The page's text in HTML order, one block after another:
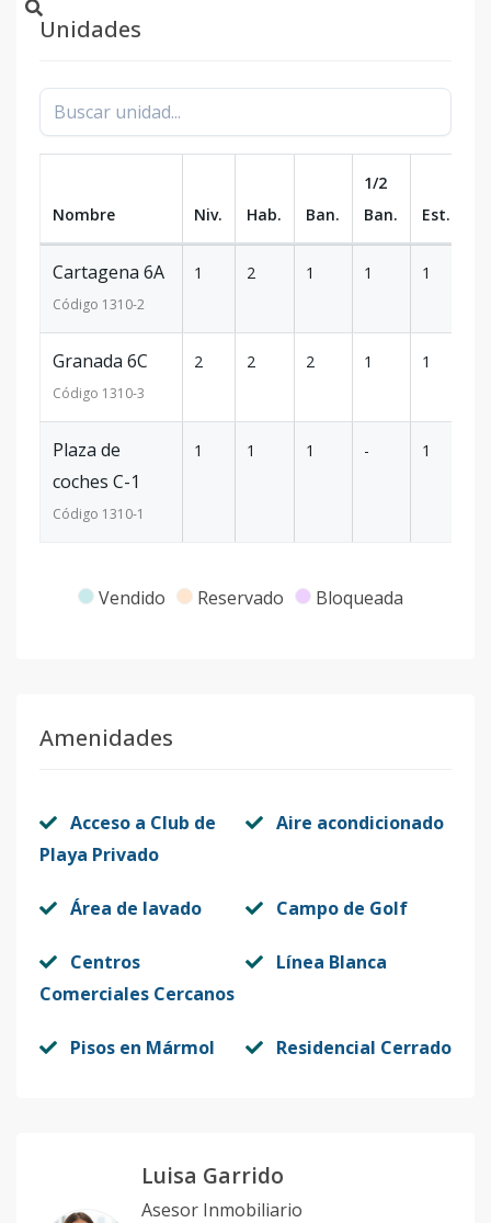
Unidades
Nombre Niv. Hab. Ban.
1/2
Ban.
Est.
Cartagena 6A
Código 1310-2
1 2 1 1 1
Granada 6C
Código 1310-3
2 2 2 1 1
Plaza de
coches C-1
Código 1310-1
1 1 1 - 1
Vendido Reservado Bloqueada
Amenidades
Acceso a Club de
Playa Privado
Aire acondicionado
Área de lavado Campo de Golf
Centros
Comerciales Cercanos
Línea Blanca
Pisos en Mármol Residencial Cerrado
Luisa Garrido
Asesor Inmobiliario